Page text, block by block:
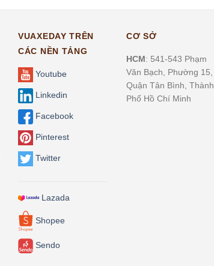
VUAXEDAY TRÊN
CÁC NỀN TẢNG
Youtube
Linkedin
Facebook
Pinterest
Twitter
Lazada
Shopee
Sendo
CƠ SỞ
HCM: 541-543 Phạm
Văn Bạch, Phường 15,
Quận Tân Bình, Thành
Phố Hồ Chí Minh